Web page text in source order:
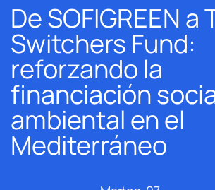
De SOFIGREEN a
Switchers Fund:
reforzando la
financiación
ambiental en el
Mediterráneo